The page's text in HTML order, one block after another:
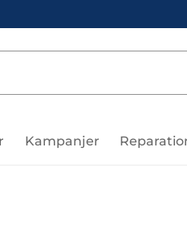
Kampanjer